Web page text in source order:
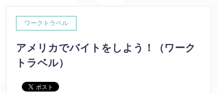
ワークトラベル
アメリカでバイトをしよう！（ワーク
トラベル）